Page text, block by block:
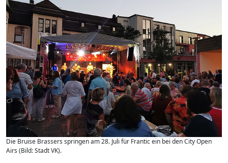
Die Bruise Brassers springen am 28. Juli für Frantic ein bei den City Open
Airs (Bild: Stadt VK).